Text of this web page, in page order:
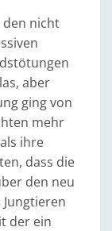
den nicht
aber
ging von
mehr
ihre
dass die
den neu
der ein